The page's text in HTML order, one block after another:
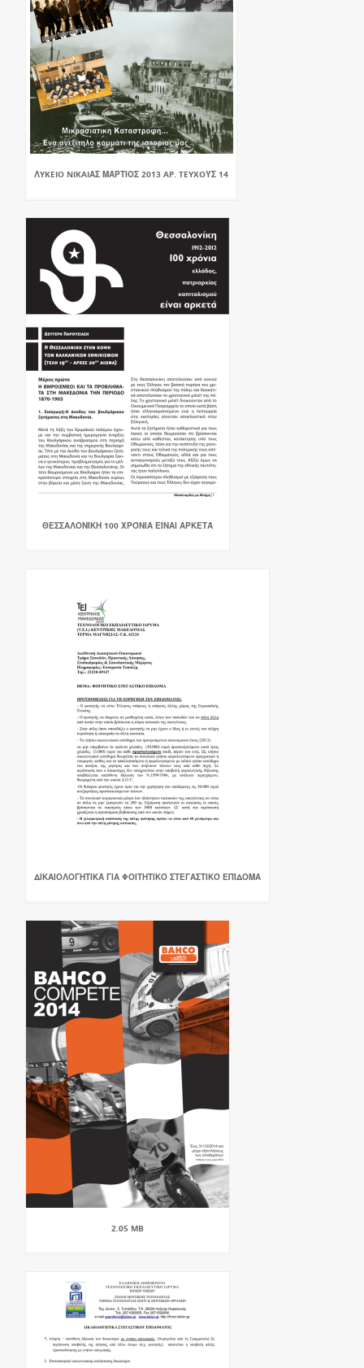
ΛYKEIO NIKAIΑΣ ΜΆΡΤΙΟΣ 2013 AP. TEYXOΥΣ 14
ΘΕΣΣΑΛΟΝΊΚΗ 100 ΧΡΌΝΙΑ ΕΊΝΑΙ ΑΡΚΕΤΆ
ΔΙΚΑΙΟΛΟΓΗΤΙΚΆ ΓΙΑ ΦΟΙΤΗΤΙΚΌ ΣΤΕΓΑΣΤΙΚΌ ΕΠΊΔΟΜΑ
2.05 MB